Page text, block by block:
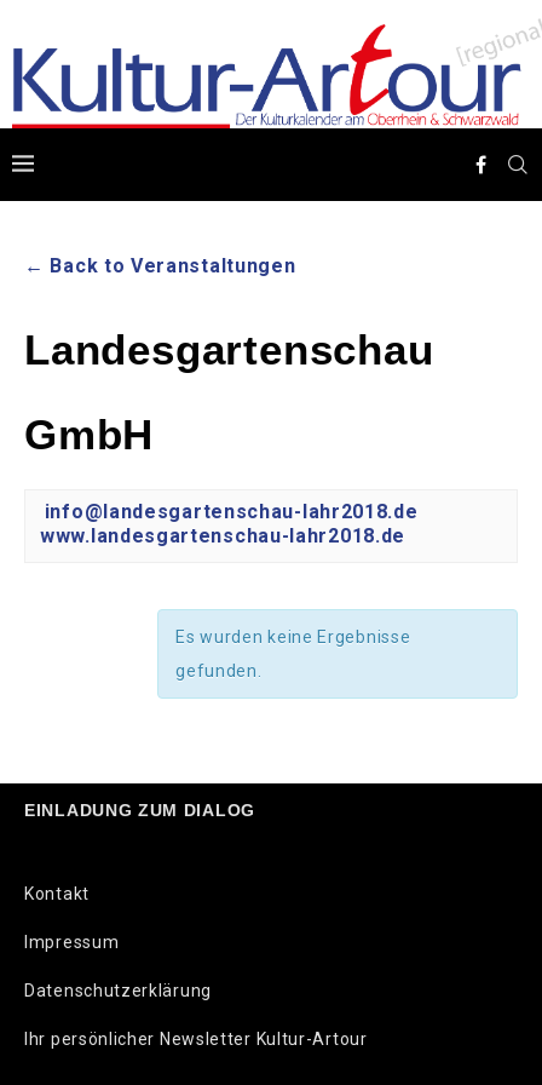
← Back to Veranstaltungen
Landesgartenschau
GmbH
info@landesgartenschau-lahr2018.de
www.landesgartenschau-lahr2018.de
Es wurden keine Ergebnisse
gefunden.
EINLADUNG ZUM DIALOG
Kontakt
Impressum
Datenschutzerklärung
Ihr persönlicher Newsletter Kultur-Artour